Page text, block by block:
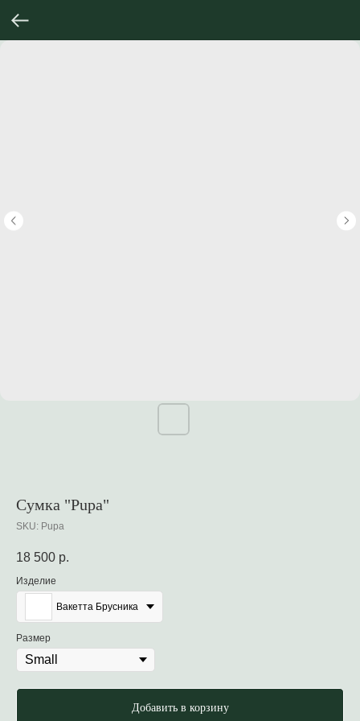
Сумка "Pupa"
SKU: Pupa
18 500 р.
Изделие
Вакетта Брусника
Размер
Добавить в корзину